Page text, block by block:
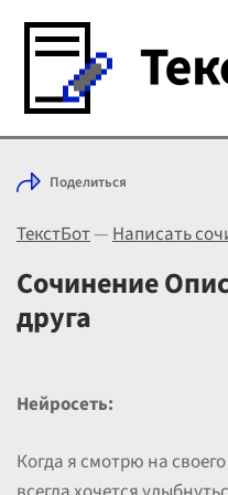
Войти с Telegram
Выбрать режим
Цены
Поделиться
ТекстБот—Написать
Сочинение
друга
Нейросеть:
Когда я смотрю на